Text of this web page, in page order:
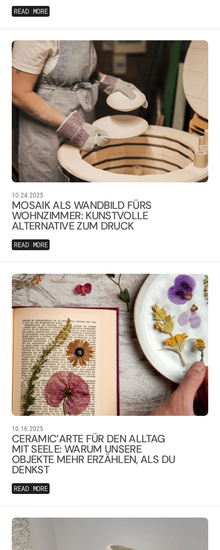
READ MORE
10.24.2025
MOSAIK ALS WANDBILD FÜRS
WOHNZIMMER: KUNSTVOLLE
ALTERNATIVE ZUM DRUCK
READ MORE
10.16.2025
CERAMIC’ARTE FÜR DEN ALLTAG
MIT SEELE: WARUM UNSERE
OBJEKTE MEHR ERZÄHLEN, ALS DU
DENKST
READ MORE